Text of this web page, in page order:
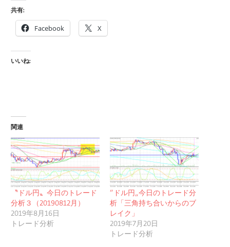
共有:
Facebook X
いいね:
関連
〝ドル円〟今日のトレード
分析３（20190812月）
2019年8月16日
トレード分析
”ドル円„今日のトレード分
析「三角持ち合いからのブ
レイク」
2019年7月20日
トレード分析